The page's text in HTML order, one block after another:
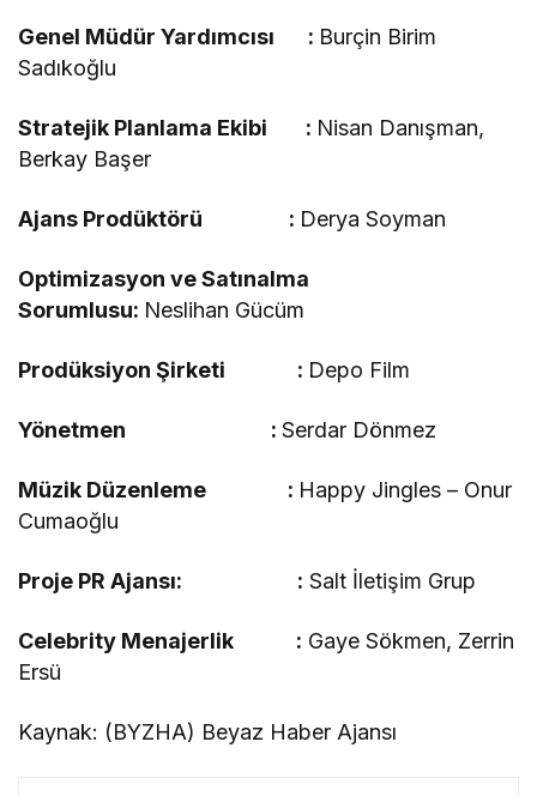
Genel Müdür Yardımcısı : Burçin Birim
Sadıkoğlu
Stratejik Planlama Ekibi : Nisan Danışman,
Berkay Başer
Ajans Prodüktörü : Derya Soyman
Optimizasyon ve Satınalma
Sorumlusu: Neslihan Gücüm
Prodüksiyon Şirketi : Depo Film
Yönetmen : Serdar Dönmez
Müzik Düzenleme : Happy Jingles – Onur
Cumaoğlu
Proje PR Ajansı: : Salt İletişim Grup
Celebrity Menajerlik : Gaye Sökmen, Zerrin
Ersü
Kaynak: (BYZHA) Beyaz Haber Ajansı